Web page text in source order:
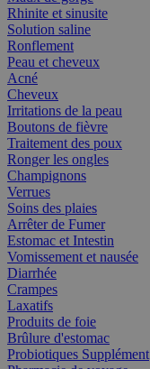
Rhinite et sinusite
Solution saline
Ronflement
Peau et cheveux
Acné
Cheveux
Irritations de la peau
Boutons de fièvre
Traitement des poux
Ronger les ongles
Champignons
Verrues
Soins des plaies
Arrêter de Fumer
Estomac et Intestin
Vomissement et nausée
Diarrhée
Crampes
Laxatifs
Produits de foie
Brûlure d'estomac
Probiotiques Supplément